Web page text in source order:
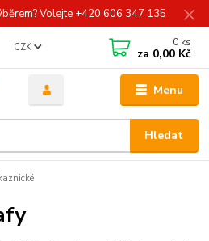
Volejte +420 606 347 135
Menu
CZK
Hledat
0 ks
za 0,00 Kč